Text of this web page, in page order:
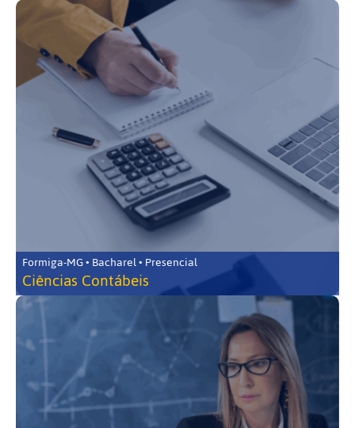
Formiga-MG • Bacharel • Presencial
Ciências Contábeis